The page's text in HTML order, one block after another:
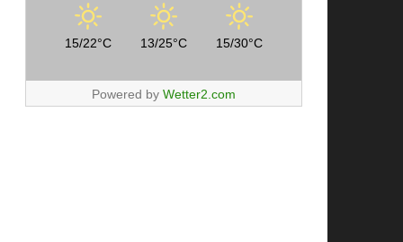
15/22°C 13/25°C 15/30°C
Powered by Wetter2.com